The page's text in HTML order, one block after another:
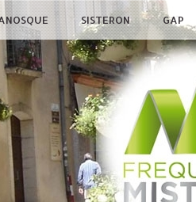
SISTERON GAP